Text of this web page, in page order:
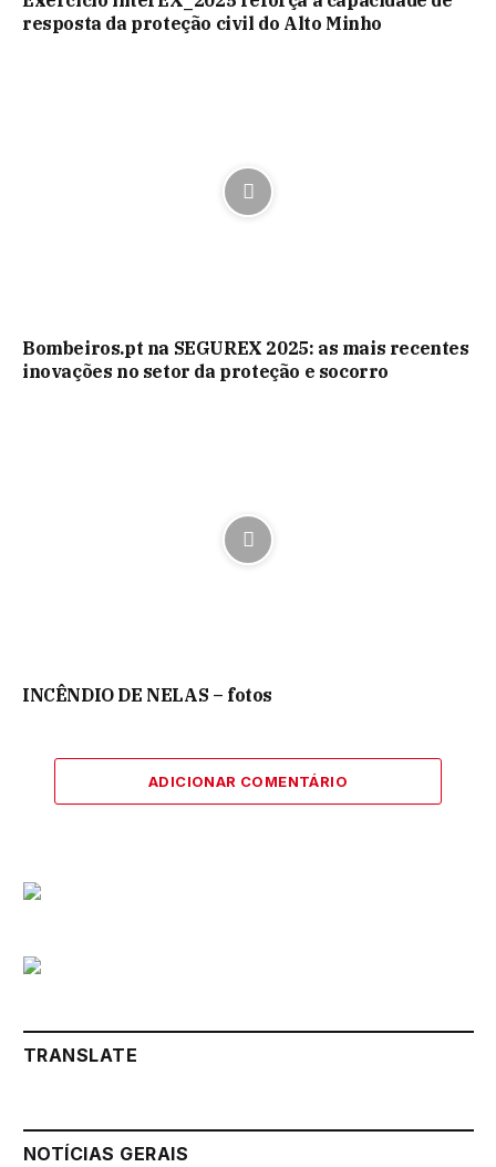
resposta da proteção civil do Alto Minho
Bombeiros.pt na SEGUREX 2025: as mais recentes
inovações no setor da proteção e socorro
INCÊNDIO DE NELAS – fotos
ADICIONAR COMENTÁRIO
TRANSLATE
NOTÍCIAS GERAIS